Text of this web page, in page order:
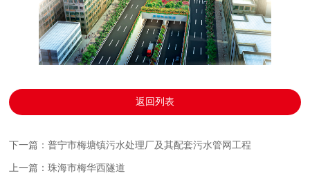
返回列表
下一篇：普宁市梅塘镇污水处理厂及其配套污水管网工程
上一篇：珠海市梅华西隧道